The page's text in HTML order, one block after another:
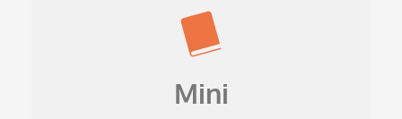
Mini